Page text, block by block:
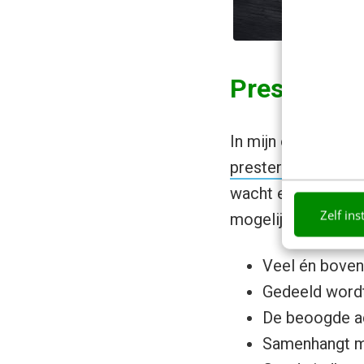
Zelf
Prestaties
In mijn ogen is
presterende
wacht even. Je
mogelijk) van
Veel én
Gedeeld
De beoogde
Samenhangt